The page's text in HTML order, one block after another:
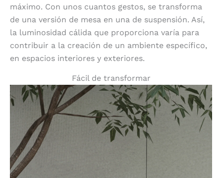
máximo. Con unos cuantos gestos, se transforma
de una versión de mesa en una de suspensión. Así,
la luminosidad cálida que proporciona varía para
contribuir a la creación de un ambiente específico,
en espacios interiores y exteriores.
Fácil de transformar